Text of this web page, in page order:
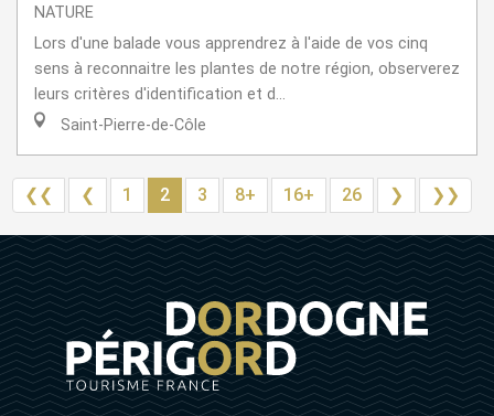
NATURE
Lors d'une balade vous apprendrez à l'aide de vos cinq
sens à reconnaitre les plantes de notre région, observerez
leurs critères d'identification et d...
Saint-Pierre-de-Côle
❮❮ ❮ 1 2 3 8+ 16+ 26 ❯ ❯❯